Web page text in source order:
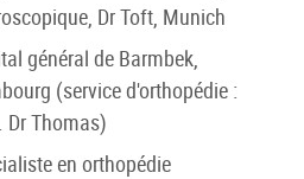
Dr Toft, Munich
général de Barmbek,
(service d'orthopédie :
Dr Thomas)
en orthopédie